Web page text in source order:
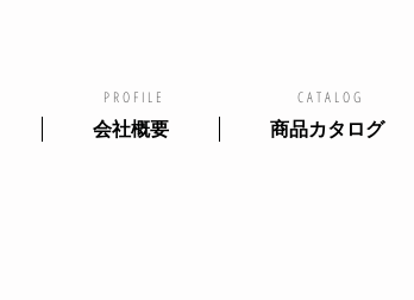
PROFILE CATALOG
会社概要 商品カタログ